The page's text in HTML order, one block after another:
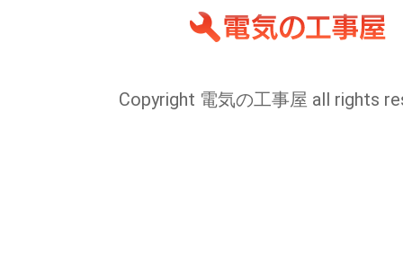
Copyright 電気の工事屋 all rights